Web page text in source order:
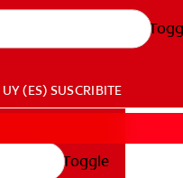
UY (ES) SUSCRIBITE
Toggle